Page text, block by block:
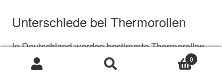
Unterschiede bei Thermorollen
In Deutschland werden bestimmte Thermorollen
ganz oft gekauft, Dazu zählen vor allem die
0